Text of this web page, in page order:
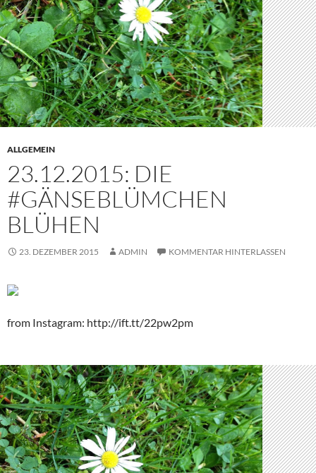
ALLGEMEIN
23.12.2015: DIE
#GÄNSEBLÜMCHEN
BLÜHEN
23. DEZEMBER 2015 ADMIN KOMMENTAR HINTERLASSEN
from Instagram: http://ift.tt/22pw2pm